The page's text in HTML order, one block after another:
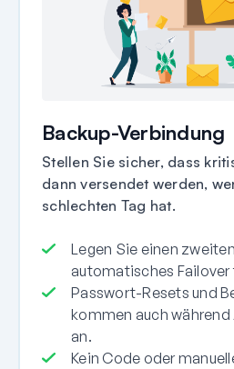
Backup-Verbindung
Stellen Sie sicher, dass
dann versendet werden,
schlechten Tag hat.
Legen Sie einen
automatisches Failover
Passwort-Resets und
kommen auch
an.
Kein Code oder